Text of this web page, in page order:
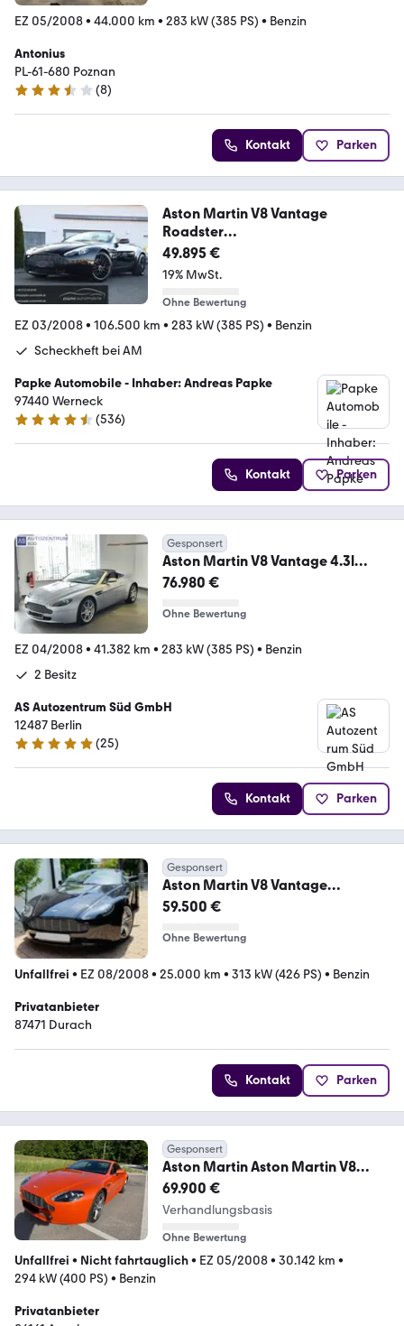
EZ 05/2008• 44.000 km • 283 kW (385 PS) • Benzin
Antonius
PL-61-680 Poznan
3.5 Sterne
(8)
Kontakt Parken
Aston Martin V8 Vantage
Roadster
+DEUTSCH+MEMORY+SITZHEIZU
NG+
49.895 €
19% MwSt.
Ohne Bewertung
EZ 03/2008• 106.500 km • 283 kW (385 PS) • Benzin
Scheckheft bei AM
Papke Automobile - Inhaber: Andreas Papke
97440 Werneck
4.6 Sterne
(536)
Kontakt Parken
Gesponsert
Aston Martin V8 Vantage 4.3l
Roadster Dt. Ausfuerung/Wartung
76.980 €
Ohne Bewertung
EZ 04/2008• 41.382 km • 283 kW (385 PS) • Benzin
2 Besitz
AS Autozentrum Süd GmbH
12487 Berlin
4.9 Sterne
(25)
Kontakt Parken
Gesponsert
Aston Martin V8 Vantage
Roadster 4.7l Sportshift -
59.500 €
Ohne Bewertung
Unfallfrei • EZ 08/2008• 25.000 km • 313 kW (426 PS) • Benzin
Privatanbieter
87471 Durach
Kontakt Parken
Gesponsert
Aston Martin Aston Martin V8
Vantage N400
69.900 €
Verhandlungsbasis
Ohne Bewertung
Unfallfrei • Nicht fahrtauglich• EZ 05/2008• 30.142 km •
294 kW (400 PS) • Benzin
Privatanbieter